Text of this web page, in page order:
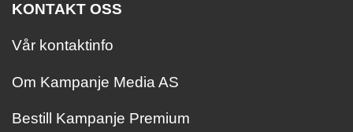
KONTAKT OSS
Vår kontaktinfo
Om Kampanje Media AS
Bestill Kampanje Premium